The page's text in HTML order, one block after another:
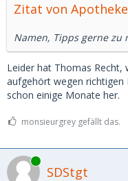
Zitat von
Namen, Tipps gerne zu
Leider hat Thomas Recht,
aufgehört wegen richtigen
schon einige Monate her.
monsieurgrey gefällt das.
Online
SDStgt